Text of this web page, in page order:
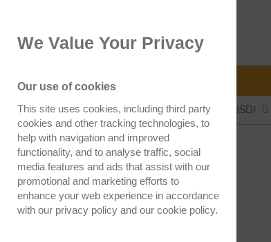
Electron Backscatter Diffraction
EBSDの説明
Electron Backscatter Diffraction (EBSD)
Page 1 of 4
We Value Your Privacy
Our use of cookies
This site uses cookies, including third party
cookies and other tracking technologies, to
help with navigation and improved
functionality, and to analyse traffic, social
media features and ads that assist with our
promotional and marketing efforts to
enhance your web experience in accordance
with our privacy policy and our cookie policy.